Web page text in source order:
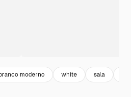
moderno white sala